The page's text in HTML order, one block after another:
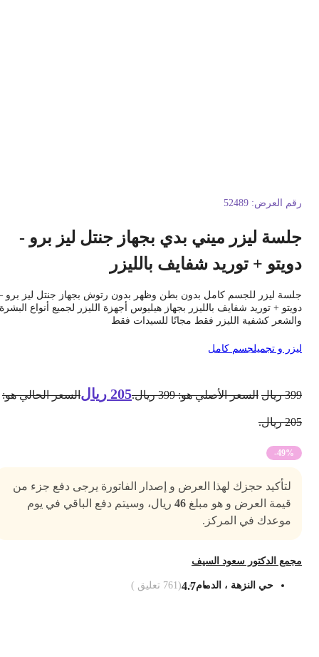
العرض: 52489
ليزر ميني بدي بجهاز جنتل ليز برو -
+ توريد شفايف بالليزر
ليزر للجسم كامل بدون بطن وظهر بدون رتوش بجهاز جنتل ليز برو –
+ توريد شفايف بالليزر بجهاز هيليوس أجهزة الليزر لجميع أنواع البشرة
كشفية الليزر فقط مجانًا للسيدات فقط
و تجميلجسم كامل
ريال السعر الأصلي هو: 399 ريال. 205 ريال السعر الحالي هو:
-49%
لتأكيد حجزك لهذا العرض و إصدار الفاتورة يرجى دفع جزء من
قيمة العرض و هو مبلغ46ريال، وسيتم دفع الباقي في يوم
موعدك في المركز.
الدكتور سعود السيف
حي النزهة ، الدمام4.7
(
761تعليق )